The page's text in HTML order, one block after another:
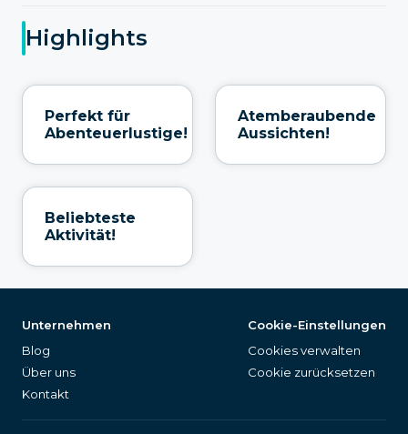
Highlights
Perfekt für
Abenteuerlustige!
Atemberaubende
Aussichten!
Beliebteste
Aktivität!
Unternehmen
Blog
Über uns
Kontakt
Cookie-Einstellungen
Cookies verwalten
Cookie zurücksetzen